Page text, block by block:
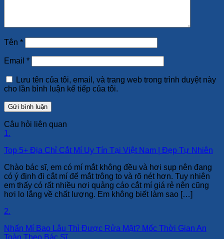
Tên *
Email *
Lưu tên của tôi, email, và trang web trong trình duyệt này
cho lần bình luận kế tiếp của tôi.
Câu hỏi liên quan
1.
Top 5+ Địa Chỉ Cắt Mí Uy Tín Tại Việt Nam | Đẹp Tự Nhiên
Chào bác sĩ, em có mí mắt không đều và hơi sụp nên đang
có ý định đi cắt mí để mắt trông to và rõ nét hơn. Tuy nhiên
em thấy có rất nhiều nơi quảng cáo cắt mí giá rẻ nên cũng
hơi lo lắng về chất lượng. Em không biết làm sao […]
2.
Nhấn Mí Bao Lâu Thì Được Rửa Mặt? Mốc Thời Gian An